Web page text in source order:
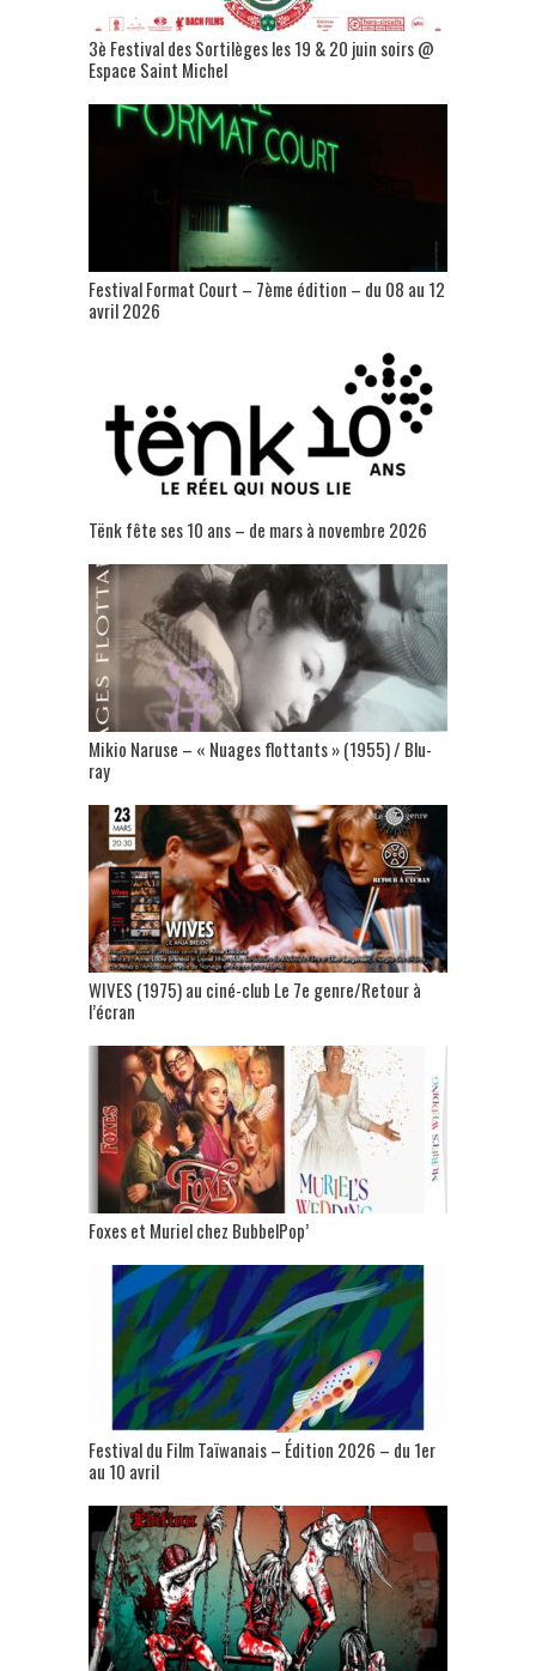
3è Festival des Sortilèges les 19 & 20 juin soirs @
Espace Saint Michel
Festival Format Court – 7ème édition – du 08 au 12
avril 2026
Tënk fête ses 10 ans – de mars à novembre 2026
Mikio Naruse – « Nuages flottants » (1955) / Blu-
ray
WIVES (1975) au ciné-club Le 7e genre/Retour à
l’écran
Foxes et Muriel chez BubbelPop’
Festival du Film Taïwanais – Édition 2026 – du 1er
au 10 avril